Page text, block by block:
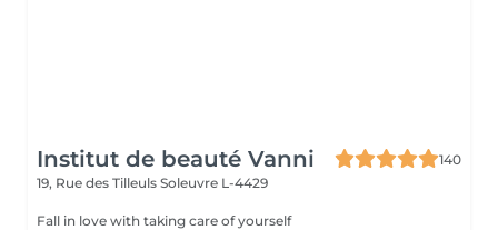
Institut de beauté Vanni
140
19, Rue des Tilleuls Soleuvre L-4429
Fall in love with taking care of yourself